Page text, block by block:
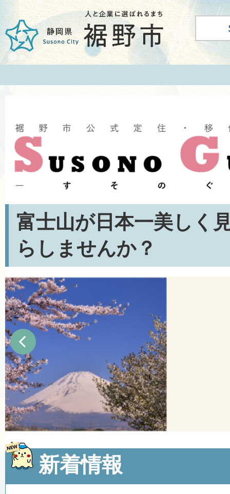
富士山が日本一美しく
らしませんか？
新着情報